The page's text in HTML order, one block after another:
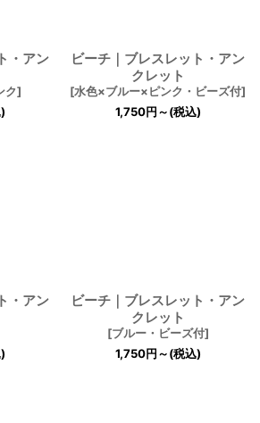
・アン
ク]
ビーチ｜ブレスレット・アン
クレット
[水色×ブルー×ピンク・ビーズ付]
1,750円～(税込)
・アン
ビーチ｜ブレスレット・アン
クレット
[ブルー・ビーズ付]
1,750円～(税込)